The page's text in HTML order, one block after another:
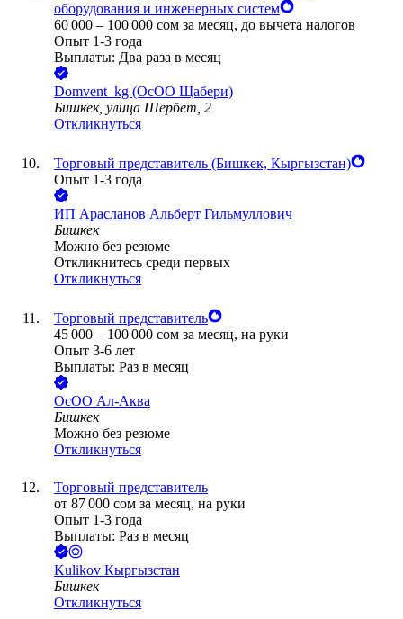
оборудования и инженерных систем
60 000 – 100 000 сом за месяц, до вычета налогов
Опыт 1-3 года
Выплаты: Два раза в месяц
Domvent_kg (ОсОО Щабери)
Бишкек, улица Шербет, 2
Откликнуться
Торговый представитель (Бишкек, Кыргызстан)
Опыт 1-3 года
ИП Арасланов Альберт Гильмуллович
Бишкек
Можно без резюме
Откликнитесь среди первых
Откликнуться
Торговый представитель
45 000 – 100 000 сом за месяц, на руки
Опыт 3-6 лет
Выплаты: Раз в месяц
ОсОО Ал-Аква
Бишкек
Можно без резюме
Откликнуться
Торговый представитель
от 87 000 сом за месяц, на руки
Опыт 1-3 года
Выплаты: Раз в месяц
Kulikov Кыргызстан
Бишкек
Откликнуться